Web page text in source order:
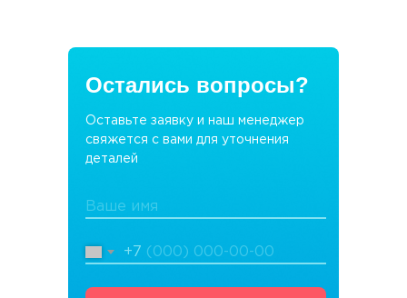
Остались вопросы?
Оставьте заявку и наш менеджер
свяжется с вами для уточнения
деталей
+7